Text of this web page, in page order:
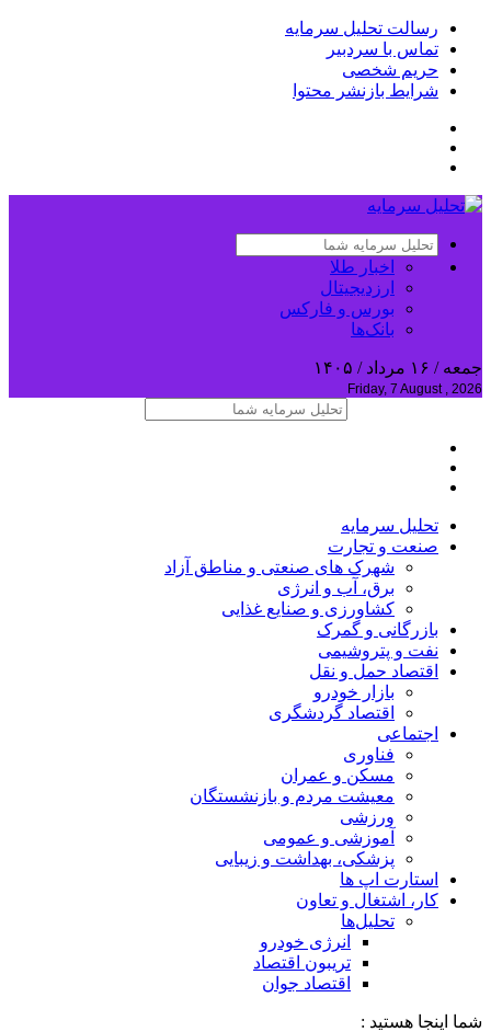
رسالت تحلیل سرمایه
تماس با سردبیر
حریم شخصی
شرایط بازنشر محتوا
اخبار طلا
ارزدیجیتال
بورس و فارکس
بانک‌ها
جمعه / ۱۶ مرداد / ۱۴۰۵
Friday, 7 August , 2026
تحلیل‌ سرمایه
صنعت و تجارت
شهرک های صنعتی و مناطق آزاد
برق، آب و انرژی
کشاورزی و صنایع غذایی
بازرگانی و گمرک
نفت و پتروشیمی
اقتصاد حمل و نقل
بازار خودرو
اقتصاد گردشگری
اجتماعی
فناوری
مسکن و عمران
معیشت مردم و بازنشستگان
ورزشی
آموزشی و عمومی
پزشکی، بهداشت و زیبایی
استارت اپ ها
کار، اشتغال و تعاون
تحلیل‌ها
انرژی خودرو
تریبون اقتصاد
اقتصاد جوان
شما اینجا هستید :